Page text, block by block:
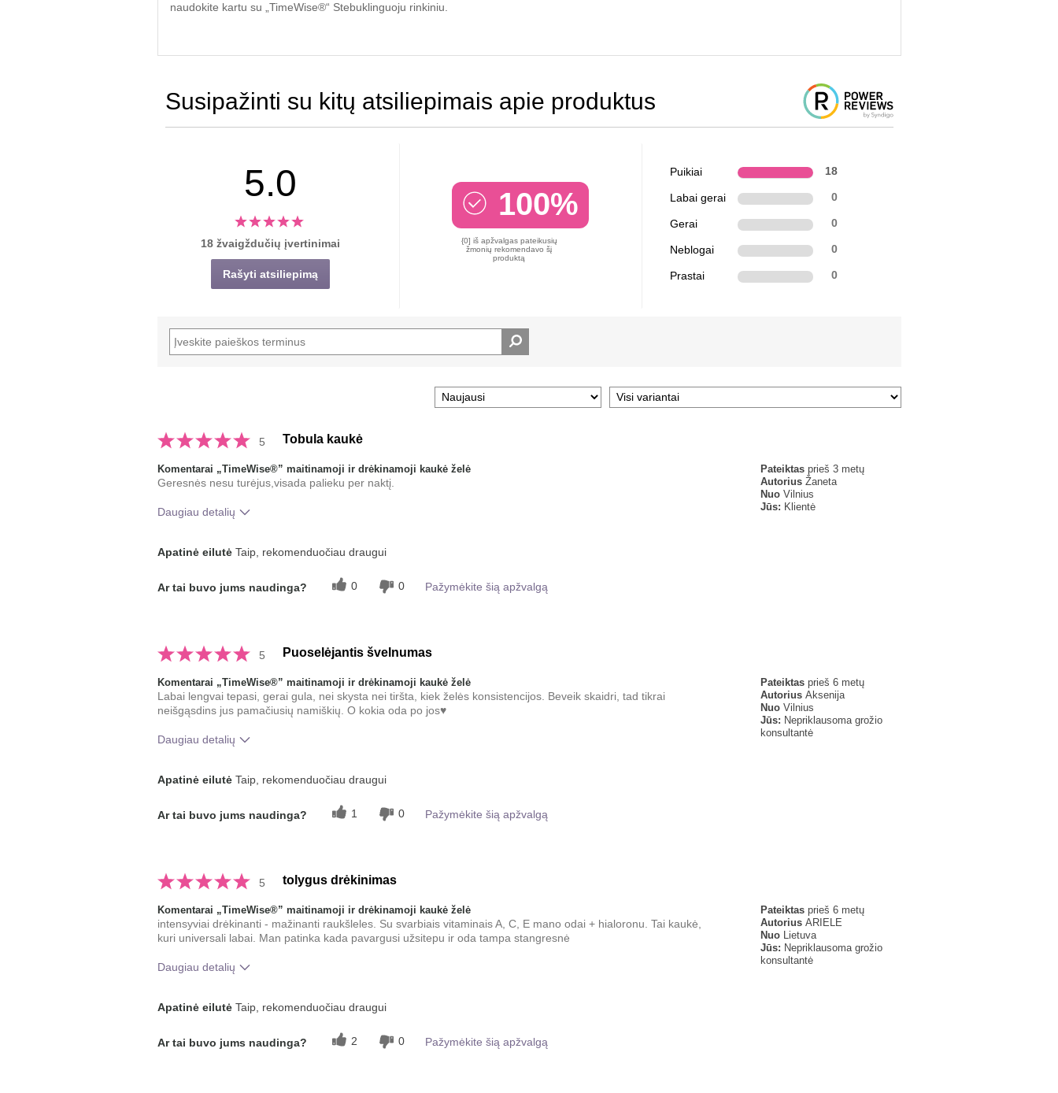
naudokite kartu su „TimeWise®“ Stebuklinguoju rinkiniu.
Susipažinti su kitų atsiliepimais apie produktus
5.0
18 žvaigždučių įvertinimai
Rašyti atsiliepimą
100%
{0] iš apžvalgas pateikusių
žmonių rekomendavo šį
produktą
Puikiai 18
Labai gerai 0
Gerai 0
Neblogai 0
Prastai 0
5 Tobula kaukė
Pateiktasprieš 3 metų
Autorius Žaneta
Nuo Vilnius
Jūs: Klientė
Komentarai „TimeWise®” maitinamoji ir drėkinamoji kaukė želė
Geresnės nesu turėjus,visada palieku per naktį.
Daugiau detalių
naudojimo?
Apatinė eilutėTaip, rekomenduočiau draugui
Ar tai buvo jums naudinga? 0 0 Pažymėkite šią apžvalgą
5 Puoselėjantis švelnumas
Pateiktasprieš 6 metų
Autorius Aksenija
Nuo Vilnius
Jūs: Nepriklausoma grožio
konsultantė
Komentarai „TimeWise®” maitinamoji ir drėkinamoji kaukė želė
Labai lengvai tepasi, gerai gula, nei skysta nei tiršta, kiek želės konsistencijos. Beveik skaidri, tad tikrai
neišgąsdins jus pamačiusių namiškių. O kokia oda po jos♥
Daugiau detalių
naudojimo?
Apatinė eilutėTaip, rekomenduočiau draugui
Ar tai buvo jums naudinga? 1 0 Pažymėkite šią apžvalgą
5 tolygus drėkinimas
Pateiktasprieš 6 metų
Autorius ARIELE
Nuo Lietuva
Jūs: Nepriklausoma grožio
konsultantė
Komentarai „TimeWise®” maitinamoji ir drėkinamoji kaukė želė
intensyviai drėkinanti - mažinanti raukšleles. Su svarbiais vitaminais A, C, E mano odai + hialoronu. Tai kaukė,
kuri universali labai. Man patinka kada pavargusi užsitepu ir oda tampa stangresnė
Daugiau detalių
po šio produkto naudojimo?
pojūtis ant odos, Tolygiai tepamas
Apatinė eilutėTaip, rekomenduočiau draugui
Ar tai buvo jums naudinga? 2 0 Pažymėkite šią apžvalgą